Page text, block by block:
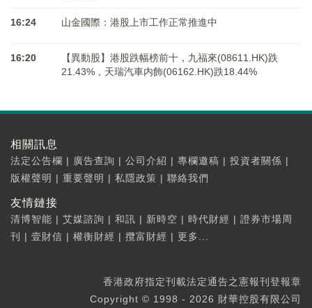
16:24 山金國際：港股上市工作正常推進中
16:20
【異動股】港股跌幅榜前十，九福來(08611.HK)跌
21.43%，天瑞汽車内飾(06162.HK)跌18.44%
相關訊息
法定公告欄 | 廣告查詢 | 公司介紹 | 專欄邀稿 | 投資者關係 |
版權聲明 | 重要聲明 | 私隱政策 | 聯絡我們
友情鏈接
清博智能 | 艾媒諮詢 | 和訊 | 新時空 | 時代財經 | 證券市場周
刊
| 壹財信 | 權衡財經 | 攬富財經 | 更多...
香港政府指定刊載法定通告之憲報刊登報章
Copyright © 1998 - 2026 財華控股有限公司